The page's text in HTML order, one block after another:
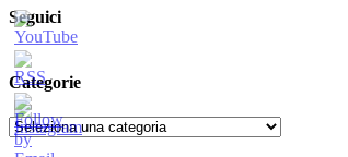
Seguici
Categorie
Categorie